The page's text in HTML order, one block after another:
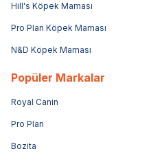
Hill's Köpek Maması
Pro Plan Köpek Maması
N&D Köpek Maması
Popüler Markalar
Royal Canin
Pro Plan
Bozita